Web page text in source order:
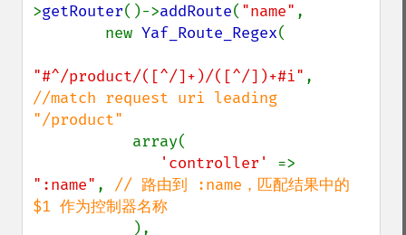
>getRouter()->addRoute( "name" ,
        new
Yaf_Route_Regex(
"#^/product/([^/]+)/([^/])+#i"
//match request uri leading
"/product"
array(
'controller'
":name" , // 路由到 :name，匹配结果中的
$1 作为控制器名称
),